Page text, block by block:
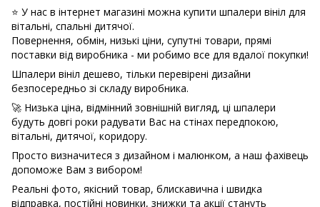
⭐ У нас в інтернет магазині можна купити шпалери вініл для
вітальні, спальні дитячої.
Повернення, обмін, низькі ціни, супутні товари, прямі
поставки від виробника - ми робимо все для вдалої покупки!
Шпалери вініл дешево, тільки перевірені дизайни
безпосередньо зі складу виробника.
🚀 Низька ціна, відмінний зовнішній вигляд, ці шпалери
будуть довгі роки радувати Вас на стінах передпокою,
вітальні, дитячої, коридору.
Просто визначитеся з дизайном і малюнком, а наш фахівець
допоможе Вам з вибором!
Реальні фото, якісний товар, блискавична і швидка
відправка, постійні новинки, знижки та акції стануть